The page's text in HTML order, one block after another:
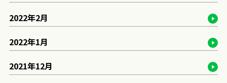
2022年2月
2022年1月
2021年12月